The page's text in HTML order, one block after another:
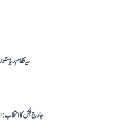
یہ نظام
جارج بُش کا انتخاب: